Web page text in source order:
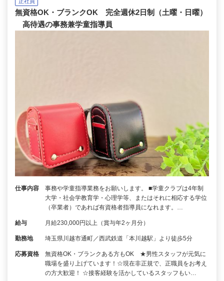
無資格OK・ブランクOK 完全週休2日制（土曜・日曜）
高待遇の事務兼学童指導員
仕事内容
事務や学童指導業務をお願いします。 ■学童クラブは4年制
大学・社会学教育学・心理学等、またはそれに相応する学位
（卒業者）であれば有資格者指導員になれます。…
給与 月給230,000円以上（賞与年2ヶ月分）
勤務地 埼玉県川越市通町／西武鉄道「本川越駅」より徒歩5分
応募資格
無資格OK・ブランクある方もOK ★男性スタッフが元気に
職場を盛り上げています！☆現在非正規で、正職員をお考え
の方大歓迎！ ☆接客経験を活かしているスタッフもい…